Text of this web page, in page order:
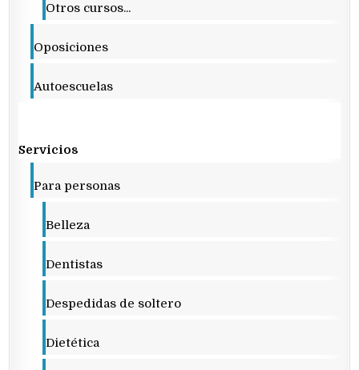
Otros cursos...
Oposiciones
Autoescuelas
Servicios
Para personas
Belleza
Dentistas
Despedidas de soltero
Dietética